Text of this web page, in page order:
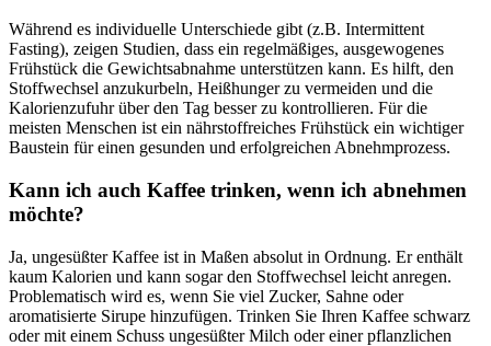
Während es individuelle Unterschiede gibt (z.B. Intermittent
Fasting), zeigen Studien, dass ein regelmäßiges, ausgewogenes
Frühstück die Gewichtsabnahme unterstützen kann. Es hilft, den
Stoffwechsel anzukurbeln, Heißhunger zu vermeiden und die
Kalorienzufuhr über den Tag besser zu kontrollieren. Für die
meisten Menschen ist ein nährstoffreiches Frühstück ein wichtiger
Baustein für einen gesunden und erfolgreichen Abnehmprozess.
Kann ich auch Kaffee trinken, wenn ich abnehmen
möchte?
Ja, ungesüßter Kaffee ist in Maßen absolut in Ordnung. Er enthält
kaum Kalorien und kann sogar den Stoffwechsel leicht anregen.
Problematisch wird es, wenn Sie viel Zucker, Sahne oder
aromatisierte Sirupe hinzufügen. Trinken Sie Ihren Kaffee schwarz
oder mit einem Schuss ungesüßter Milch oder einer pflanzlichen